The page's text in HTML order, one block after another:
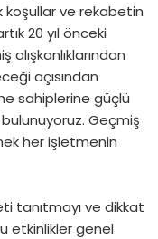
koşullar ve rekabetin
20 yıl önceki
açısından
sahiplerine güçlü
Geçmiş
her işletmenin
tanıtmayı ve dikkat
etkinlikler genel